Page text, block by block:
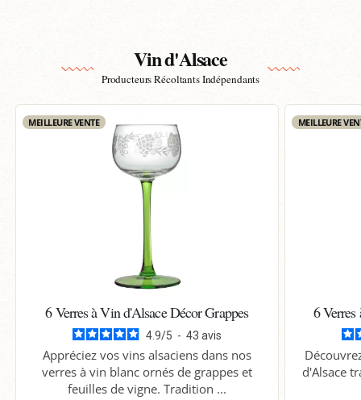
Vin d'Alsace
Producteurs Récoltants Indépendants
MEILLEURE VENTE
6 Verres à Vin d'Alsace Décor Grappes
4.9/5 - 43 avis
Appréciez vos vins alsaciens dans nos
verres à vin blanc ornés de grappes et
feuilles de vigne. Tradition ...
MEILLEURE
6
d'Alsace